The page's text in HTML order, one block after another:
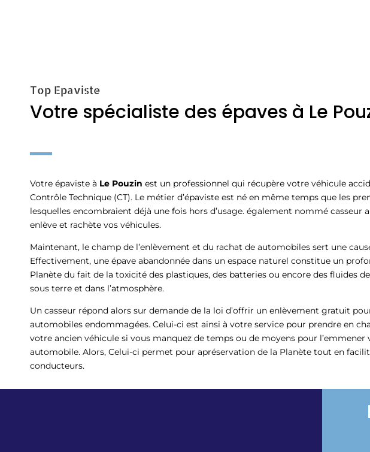
Top Epaviste
Votre spécialiste des épaves à Le
Votre épaviste à Le Pouzin est un professionnel qui récupère votre véhicule
Contrôle Technique (CT). Le métier d’épaviste est né en même temps que les
lesquelles encombraient déjà une fois hors d’usage. également nommé casseur
enlève et rachète vos véhicules.
Maintenant, le champ de l’enlèvement et du rachat de automobiles sert une
Effectivement, une épave abandonnée dans un espace naturel constitue un
Planète du fait de la toxicité des plastiques, des batteries ou encore des fluides
sous terre et dans l’atmosphère.
Un casseur répond alors sur demande de la loi d’offrir un enlèvement gratuit
automobiles endommagées. Celui-ci est ainsi à votre service pour prendre en
votre ancien véhicule si vous manquez de temps ou de moyens pour l’emmener
automobile. Alors, Celui-ci permet pour apréservation de la Planète tout en
conducteurs.